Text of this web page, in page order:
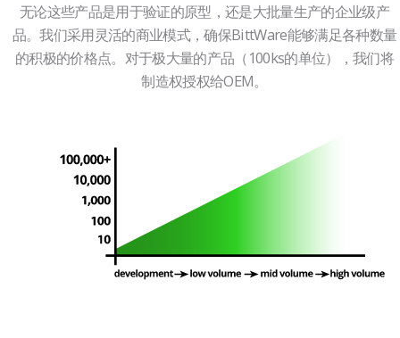
无论这些产品是用于验证的原型，还是大批量生产的企业级产
品。我们采用灵活的商业模式，确保BittWare能够满足各种数量
的积极的价格点。对于极大量的产品（100ks的单位），我们将
制造权授权给OEM。